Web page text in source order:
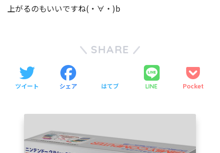
上がるのもいいですね(・∀・)b
SHARE
ツイート シェア はてブ LINE Pocket